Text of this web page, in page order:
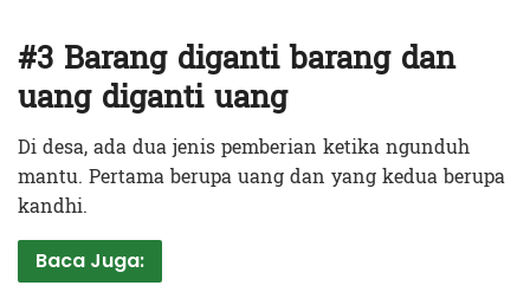
#3 Barang diganti barang dan
uang diganti uang
Di desa, ada dua jenis pemberian ketika ngunduh
mantu. Pertama berupa uang dan yang kedua berupa
kandhi.
Baca Juga: